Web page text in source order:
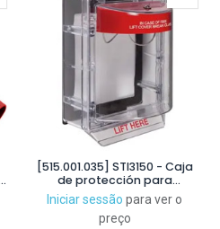
[515.001.035] STI3150 - Caja
de protección para
pulsadores para intemperie
y agentes agresivos
Iniciar sessão para ver o
preço